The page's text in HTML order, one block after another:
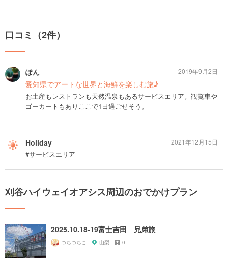
口コミ（2件）
ぽん
愛知県でアートな世界と海鮮を楽しむ旅♪
お土産もレストランも天然温泉もあるサービスエリア。観覧車や
ゴーカートもありここで1日過ごせそう。
2019年9月2日
Holiday
#サービスエリア
2021年12月15日
刈谷ハイウェイオアシス周辺のおでかけプラン
2025.10.18-19富士吉田 兄弟旅
つちつちこ 山梨 0